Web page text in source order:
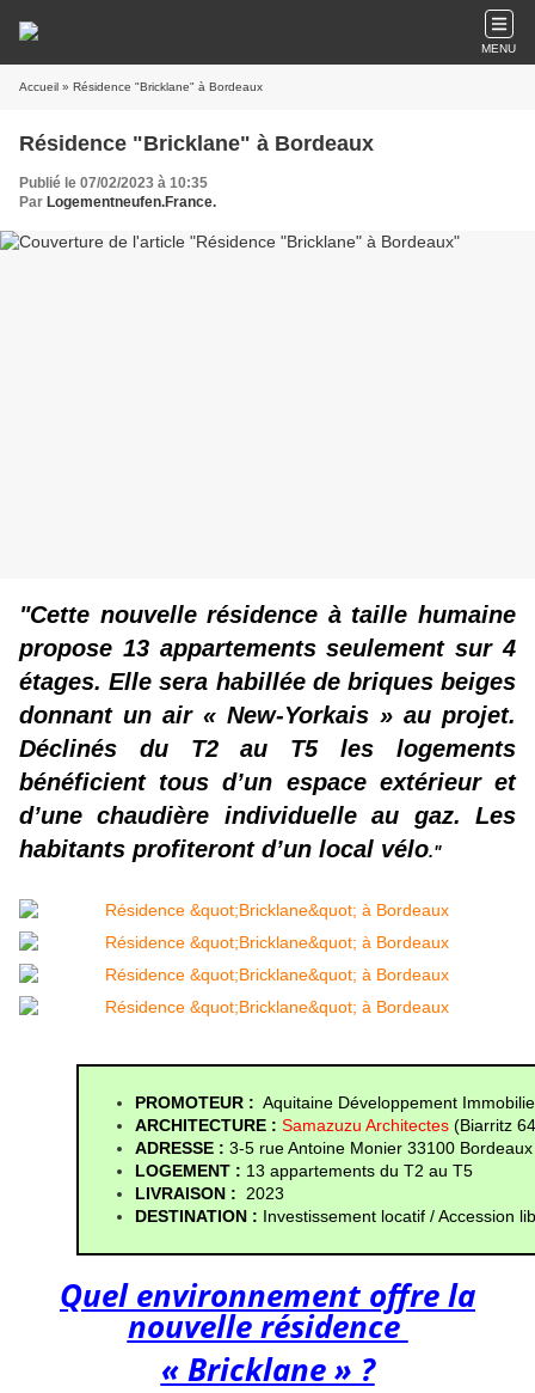
MENU
Accueil » Résidence "Bricklane" à Bordeaux
Résidence "Bricklane" à Bordeaux
Publié le 07/02/2023 à 10:35
Par Logementneufen.France.
"Cette nouvelle résidence à taille humaine
propose 13 appartements seulement sur 4
étages. Elle sera habillée de briques beiges
donnant un air « New-Yorkais » au projet.
Déclinés du T2 au T5 les logements
bénéficient tous d’un espace extérieur et
d’une chaudière individuelle au gaz. Les
habitants profiteront d’un local vélo."
PROMOTEUR : Aquitaine Développement
ARCHITECTURE : Samazuzu Architectes (Biarritz
ADRESSE : 3-5 rue Antoine Monier 33100 Bordeaux
LOGEMENT : 13 appartements du T2 au T5
LIVRAISON :
2023
DESTINATION : Investissement locatif / Accession
Quel environnement offre la
nouvelle résidence
« Bricklane » ?